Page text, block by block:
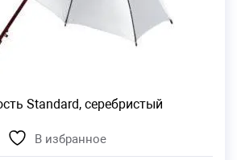
Standard, серебристый
В избранное